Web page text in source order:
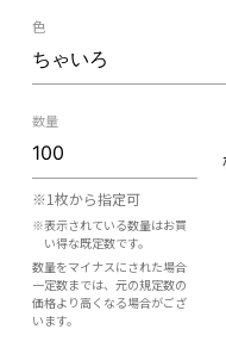
色
数量
※1枚から指定可
※表示されている数量はお買
い得な既定数です。
数量をマイナスにされた場合
一定数までは、元の規定数の
価格より高くなる場合がござ
います。